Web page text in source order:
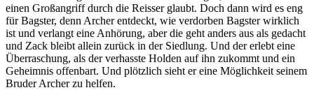
einen Großangriff durch die Reisser glaubt. Doch dann wird es eng
für Bagster, denn Archer entdeckt, wie verdorben Bagster wirklich
ist und verlangt eine Anhörung, aber die geht anders aus als gedacht
und Zack bleibt allein zurück in der Siedlung. Und der erlebt eine
Überraschung, als der verhasste Holden auf ihn zukommt und ein
Geheimnis offenbart. Und plötzlich sieht er eine Möglichkeit seinem
Bruder Archer zu helfen.